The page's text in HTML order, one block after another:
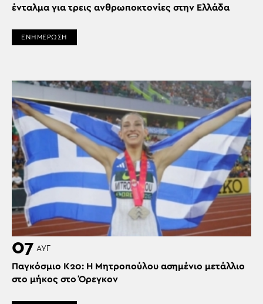
ένταλμα για τρεις ανθρωποκτονίες στην Ελλάδα
ΕΝΗΜΕΡΩΣΗ
07 ΑΥΓ
Παγκόσμιο Κ20: Η Μητροπούλου ασημένιο μετάλλιο
στο μήκος στο Όρεγκον